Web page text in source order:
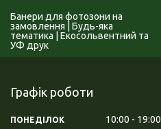
Банери для фотозони на
замовлення | Будь-яка
тематика | Екосольвентний та
УФ друк
Графік роботи
ПОНЕДІЛОК 10:00 19:00